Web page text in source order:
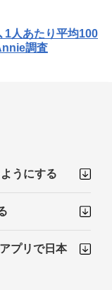
1人あたり平均100
調査
うにする
プリで日本